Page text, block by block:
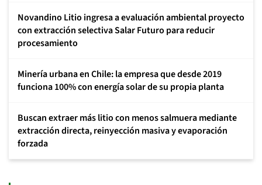
Novandino Litio ingresa a evaluación ambiental proyecto
con extracción selectiva Salar Futuro para reducir
procesamiento
Minería urbana en Chile: la empresa que desde 2019
funciona 100% con energía solar de su propia planta
Buscan extraer más litio con menos salmuera mediante
extracción directa, reinyección masiva y evaporación
forzada